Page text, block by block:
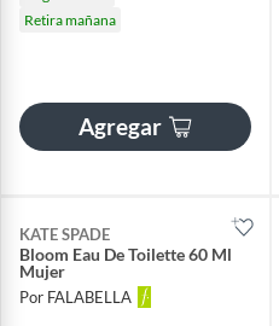
Retira mañana
Agregar
KATE SPADE
Bloom Eau De Toilette 60 Ml
Mujer
Por FALABELLA